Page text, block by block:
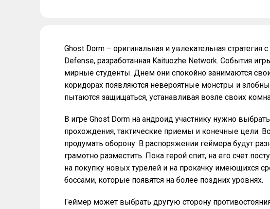
Ghost Dorm – оригинальная и увлекательная
Defense, разработанная Kaituozhe Network. События
мирные студенты. Днем они спокойно занимаются
коридорах появляются невероятные монстры и
пытаются защищаться, устанавливая возле своих
В игре Ghost Dorm на андроид участнику нужно
прохождения, тактические приемы и конечные цели.
продумать оборону. В распоряжении геймера будут
грамотно разместить. Пока герой спит, на его счет
на покупку новых турелей и на прокачку имеющихся
боссами, которые появятся на более поздних уровнях.
Геймер может выбрать другую сторону